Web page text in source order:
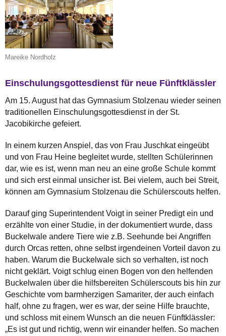
Mareike Nordholz
Einschulungsgottesdienst für neue Fünftklässler
Am 15. August hat das Gymnasium Stolzenau wieder seinen
traditionellen Einschulungsgottesdienst in der St.
Jacobikirche gefeiert.
In einem kurzen Anspiel, das von Frau Juschkat eingeübt
und von Frau Heine begleitet wurde, stellten Schülerinnen
dar, wie es ist, wenn man neu an eine große Schule kommt
und sich erst einmal unsicher ist. Bei vielem, auch bei Streit,
können am Gymnasium Stolzenau die Schülerscouts helfen.
Darauf ging Superintendent Voigt in seiner Predigt ein und
erzählte von einer Studie, in der dokumentiert wurde, dass
Buckelwale andere Tiere wie z.B. Seehunde bei Angriffen
durch Orcas retten, ohne selbst irgendeinen Vorteil davon zu
haben. Warum die Buckelwale sich so verhalten, ist noch
nicht geklärt. Voigt schlug einen Bogen von den helfenden
Buckelwalen über die hilfsbereiten Schülerscouts bis hin zur
Geschichte vom barmherzigen Samariter, der auch einfach
half, ohne zu fragen, wer es war, der seine Hilfe brauchte,
und schloss mit einem Wunsch an die neuen Fünftklässler:
„Es ist gut und richtig, wenn wir einander helfen. So machen